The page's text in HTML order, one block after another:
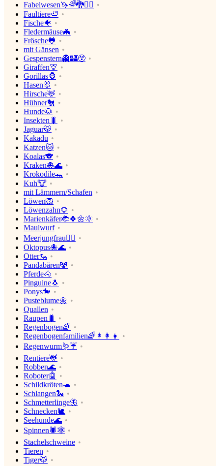
Fabelwesen🦄🌈🐉🧛‍♂️
Faultiere🦥
Fische🐠
Fledermäuse🦇
Frösche🐸
mit Gänsen
Gespenstern👻🏰😲
Giraffen🦒
Gorillas🦍
Hasen🐰
Hirsche🦌
Hühner🐔
Hunde🐶
Insekten🐛
Jaguar🐯
Kakadu
Katzen🐱
Koalas🐨
Kraken🐙🌊
Krokodile🐊
Kuh🐮
mit Lämmern/Schafen
Löwen🦁
Löwenzahn🌻
Marienkäfer🐞🍀🌼🌞
Maulwurf
Meerjungfrau🧜‍♀️
Oktopus🐙🌊
Otter🦦
Pandabären🐼
Pferde🐴
Pinguine🐧
Ponys🐎
Pusteblume🌼
Quallen
Raupen🐛
Regenbogen🌈
Regenbogenfamilien🌈👩‍👩‍👧
Regenwurm🪱☔
Rentiere🦌
Robben🌊
Roboter🤖
Schildkröten🐢
Schlangen🐍
Schmetterlinge🦋
Schnecken🐌
Seehunde🌊
Spinnen🕷🕸
Stachelschweine
Tieren
Tiger🐯